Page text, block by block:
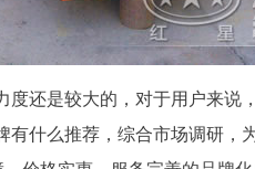
度还是较大的，对于用户来说
什么推荐，综合市场调研，